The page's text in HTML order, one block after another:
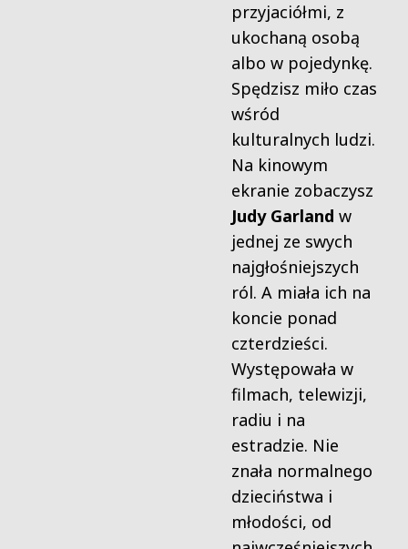
przyjaciółmi, z
ukochaną osobą
albo w pojedynkę.
Spędzisz miło czas
wśród
kulturalnych ludzi.
Na kinowym
ekranie zobaczysz
Judy Garland w
jednej ze swych
najgłośniejszych
ról. A miała ich na
koncie ponad
czterdzieści.
Występowała w
filmach, telewizji,
radiu i na
estradzie. Nie
znała normalnego
dzieciństwa i
młodości, od